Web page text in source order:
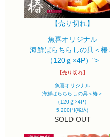
【売り切れ】
魚喜オリジナル
海鮮ばらちらしの具＜椿
（120ｇ×4P）">
【売り切れ】
魚喜オリジナル
海鮮ばらちらしの具＜椿＞
（120ｇ×4P）
5,200円(税込)
SOLD OUT